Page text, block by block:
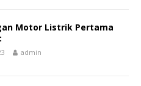
Motor Listrik Pertama
admin